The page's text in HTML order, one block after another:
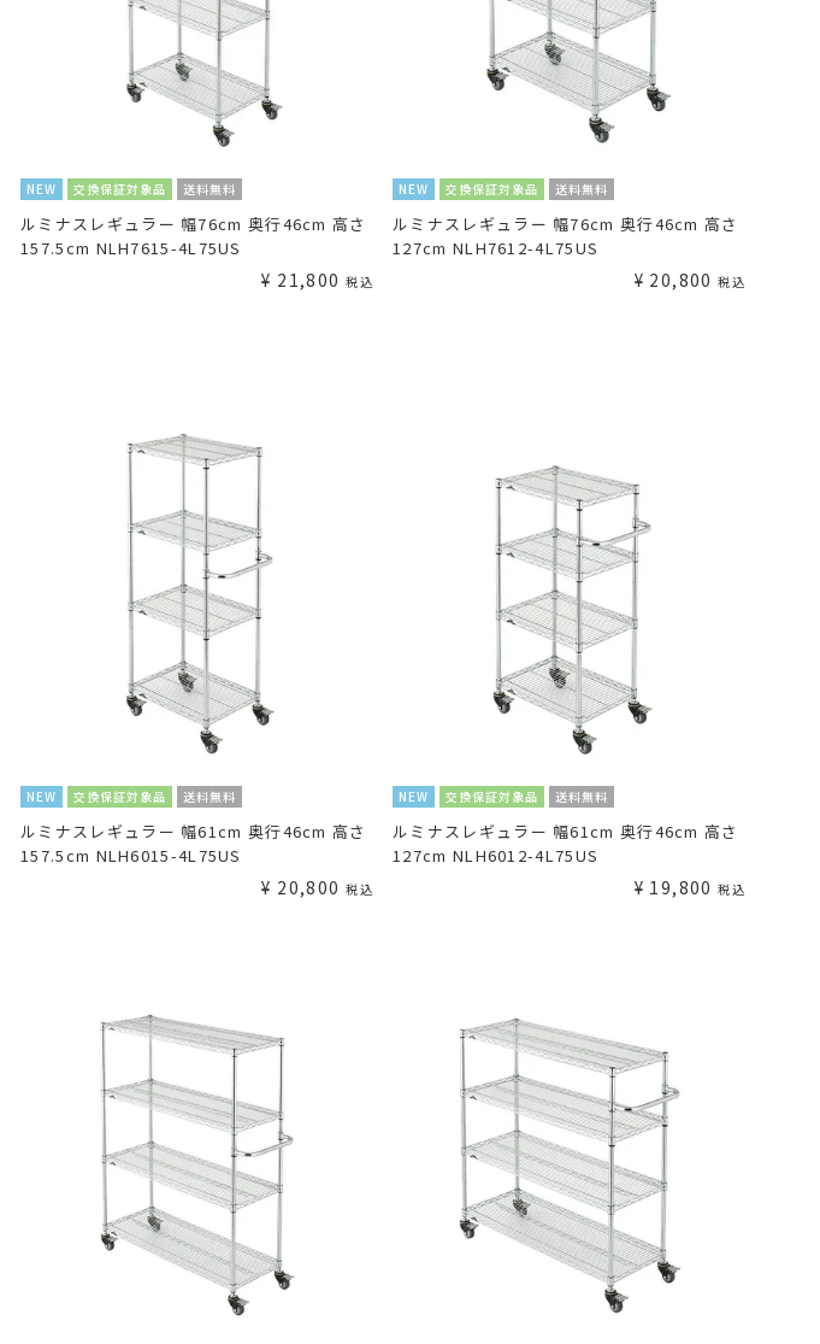
NEW 交換保証対象品 送料無料
ルミナスレギュラー 幅76cm 奥行46cm 高さ
157.5cm NLH7615-4L75US
¥ 21,800 税込
NEW 交換保証対象品 送料無料
ルミナスレギュラー 幅76cm 奥行46cm 高さ
127cm NLH7612-4L75US
¥ 20,800 税込
NEW 交換保証対象品 送料無料
ルミナスレギュラー 幅61cm 奥行46cm 高さ
157.5cm NLH6015-4L75US
¥ 20,800 税込
NEW 交換保証対象品 送料無料
ルミナスレギュラー 幅61cm 奥行46cm 高さ
127cm NLH6012-4L75US
¥ 19,800 税込